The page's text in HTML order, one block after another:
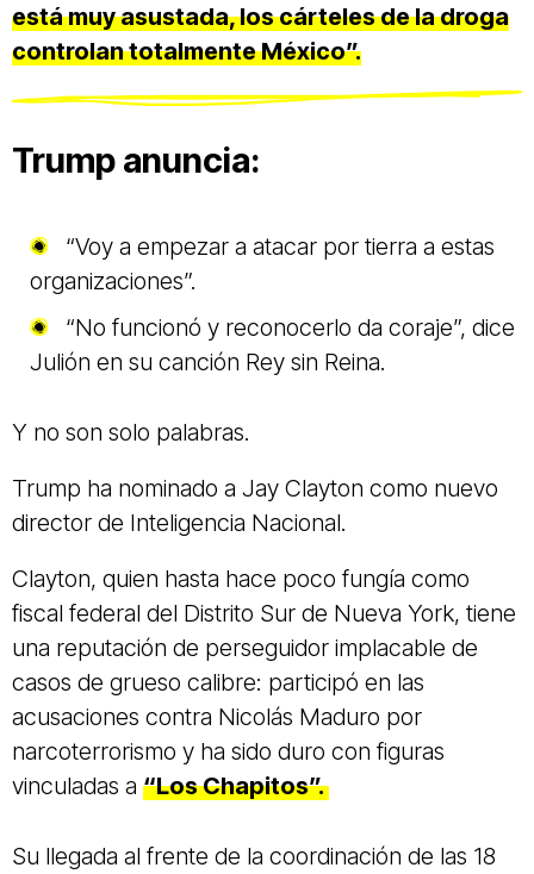
está muy asustada, los cárteles de la droga
controlan totalmente México”.
Trump anuncia:
“Voy a empezar a atacar por tierra a estas
organizaciones”.
“No funcionó y reconocerlo da coraje”, dice
Julión en su canción Rey sin Reina.
Y no son solo palabras.
Trump ha nominado a Jay Clayton como nuevo
director de Inteligencia Nacional.
Clayton, quien hasta hace poco fungía como
fiscal federal del Distrito Sur de Nueva York, tiene
una reputación de perseguidor implacable de
casos de grueso calibre: participó en las
acusaciones contra Nicolás Maduro por
narcoterrorismo y ha sido duro con figuras
vinculadas a “Los Chapitos”.
Su llegada al frente de la coordinación de las 18